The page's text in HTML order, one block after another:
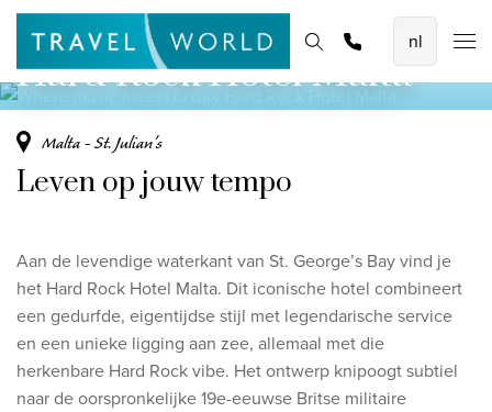
De mooiste vliegvakanties
Baoase Luxury Resort Curaçao
Lux* Grand Baie Resort Mauritius
Constance Halaveli Maldives
Bekijk alle vliegvakanties
Unieke rondreizen
8-daagse Emiraten Ontdekkingsreis
Fly & Drive - Kleuren van Yucatan
Ontdekking Sri Lanka
Homepage Bestemmingen Thema's Promoties
Offerte aanvragen
Where music meets luxury
Hard Rock Hotel Malta
Malta - St. Julian's
Leven op jouw tempo
Aan de levendige waterkant van St. George’s Bay vind je
het Hard Rock Hotel Malta. Dit iconische hotel combineert
een gedurfde, eigentijdse stijl met legendarische service
en een unieke ligging aan zee, allemaal met die
herkenbare Hard Rock vibe. Het ontwerp knipoogt subtiel
naar de oorspronkelijke 19e-eeuwse Britse militaire